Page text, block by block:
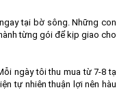
tại bờ sông. Những con
từng gói để kịp giao cho
ngày tôi thu mua từ 7-8 tạ
tự nhiên thuận lợi nên hàu